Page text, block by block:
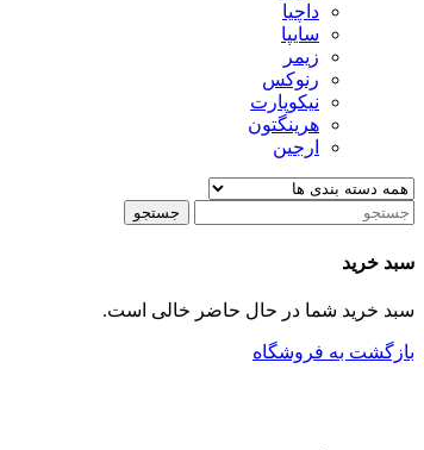
داچیا
سایپا
زیمر
رنوکس
نیکوپارت
هرینگتون
ارجین
جستجو
سبد خرید
سبد خرید شما در حال حاضر خالی است.
بازگشت به فروشگاه